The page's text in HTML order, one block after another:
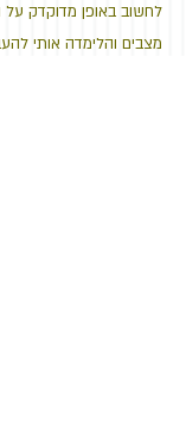
לחשוב באופן מדוקדק
מצבים והלימדה אותי